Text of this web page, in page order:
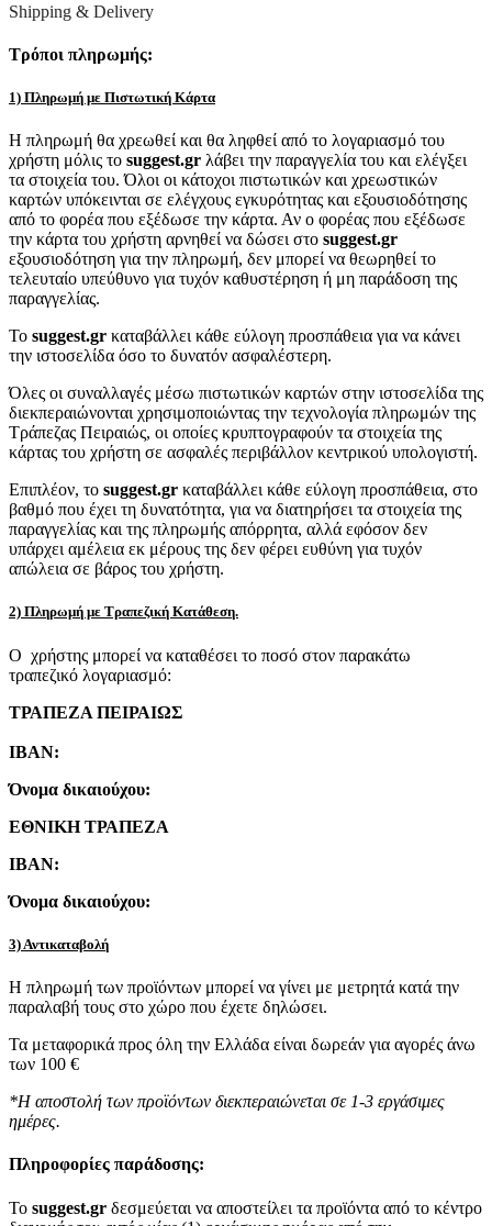
Shipping & Delivery
Τρόποι πληρωμής:
1) Πληρωμή με Πιστωτική Κάρτα
Η πληρωμή θα χρεωθεί και θα ληφθεί από το λογαριασμό του
χρήστη μόλις το suggest.gr λάβει την παραγγελία του και ελέγξει
τα στοιχεία του. Όλοι οι κάτοχοι πιστωτικών και χρεωστικών
καρτών υπόκεινται σε ελέγχους εγκυρότητας και εξουσιοδότησης
από το φορέα που εξέδωσε την κάρτα. Αν ο φορέας που εξέδωσε
την κάρτα του χρήστη αρνηθεί να δώσει στο suggest.gr
εξουσιοδότηση για την πληρωμή, δεν μπορεί να θεωρηθεί το
τελευταίο υπεύθυνο για τυχόν καθυστέρηση ή μη παράδοση της
παραγγελίας.
Το suggest.gr καταβάλλει κάθε εύλογη προσπάθεια για να κάνει
την ιστοσελίδα όσο το δυνατόν ασφαλέστερη.
Όλες οι συναλλαγές μέσω πιστωτικών καρτών στην ιστοσελίδα της
διεκπεραιώνονται χρησιμοποιώντας την τεχνολογία πληρωμών της
Τράπεζας Πειραιώς, οι οποίες κρυπτογραφούν τα στοιχεία της
κάρτας του χρήστη σε ασφαλές περιβάλλον κεντρικού υπολογιστή.
Επιπλέον, το suggest.gr καταβάλλει κάθε εύλογη προσπάθεια, στο
βαθμό που έχει τη δυνατότητα, για να διατηρήσει τα στοιχεία της
παραγγελίας και της πληρωμής απόρρητα, αλλά εφόσον δεν
υπάρχει αμέλεια εκ μέρους της δεν φέρει ευθύνη για τυχόν
απώλεια σε βάρος του χρήστη.
2) Πληρωμή με Τραπεζική Κατάθεση.
Ο χρήστης μπορεί να καταθέσει το ποσό στον παρακάτω
τραπεζικό λογαριασμό:
ΤΡΑΠΕΖΑ ΠΕΙΡΑΙΩΣ
IBAN:
Όνομα δικαιούχου:
ΕΘΝΙΚΗ ΤΡΑΠΕΖΑ
IBAN:
Όνομα δικαιούχου:
3) Αντικαταβολή
Η πληρωμή των προϊόντων μπορεί να γίνει με μετρητά κατά την
παραλαβή τους στο χώρο που έχετε δηλώσει.
Τα μεταφορικά προς όλη την Ελλάδα είναι δωρεάν για αγορές άνω
των 100 €
*Η αποστολή των προϊόντων διεκπεραιώνεται σε 1-3 εργάσιμες
ημέρες.
Πληροφορίες παράδοσης:
To suggest.gr δεσμεύεται να αποστείλει τα προϊόντα από το κέντρο